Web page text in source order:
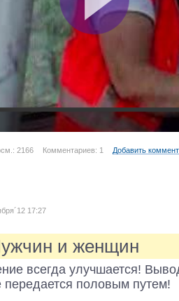
2166 Комментариев: 1 Добавить
17:27
и женщин
всегда улучшается!
половым путем!